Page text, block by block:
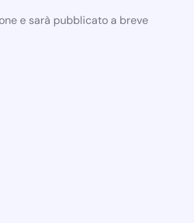
e sarà pubblicato a breve